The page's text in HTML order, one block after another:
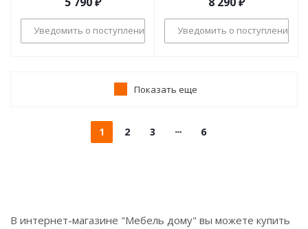
Уведомить о поступлении Уведомить о поступлении
Показать еще
1 2 3 6
В интернет-магазине "Мебель дому" вы можете купить